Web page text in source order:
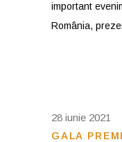
important
România,
28 iunie 2021
GALA